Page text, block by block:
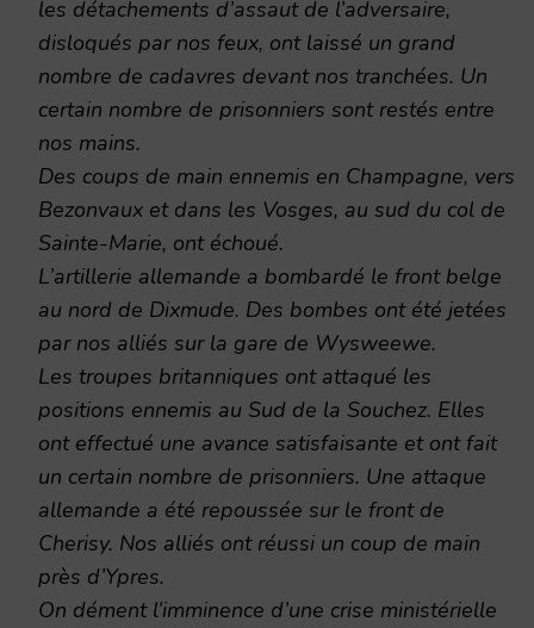
les détachements d’assaut de l’adversaire,
disloqués par nos feux, ont laissé un grand
nombre de cadavres devant nos tranchées. Un
certain nombre de prisonniers sont restés entre
nos mains.
Des coups de main ennemis en Champagne, vers
Bezonvaux et dans les Vosges, au sud du col de
Sainte-Marie, ont échoué.
L’artillerie allemande a bombardé le front belge
au nord de Dixmude. Des bombes ont été jetées
par nos alliés sur la gare de Wysweewe.
Les troupes britanniques ont attaqué les
positions ennemis au Sud de la Souchez. Elles
ont effectué une avance satisfaisante et ont fait
un certain nombre de prisonniers. Une attaque
allemande a été repoussée sur le front de
Cherisy. Nos alliés ont réussi un coup de main
près d’Ypres.
On dément l’imminence d’une crise ministérielle